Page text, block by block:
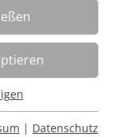
Funktionen
| Datenschutz